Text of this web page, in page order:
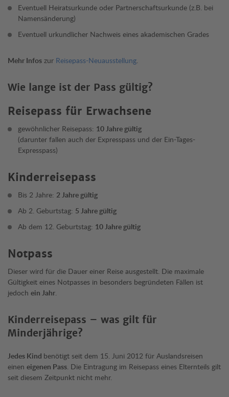
Eventuell Heiratsurkunde oder Partnerschaftsurkunde (z.B. bei
Namensänderung)
Eventuell urkundlicher Nachweis eines akademischen Grades
Mehr Infos zur Reisepass-Neuausstellung.
Wie lange ist der Pass gültig?
Reisepass für Erwachsene
gewöhnlicher Reisepass: 10 Jahre gültig
(darunter fallen auch der Expresspass und der Ein-Tages-
Expresspass)
Kinderreisepass
Bis 2 Jahre: 2 Jahre gültig
Ab 2. Geburtstag: 5 Jahre gültig
Ab dem 12. Geburtstag: 10 Jahre gültig
Notpass
Dieser wird für die Dauer einer Reise ausgestellt. Die maximale
Gültigkeit eines Notpasses in besonders begründeten Fällen ist
jedoch ein Jahr.
Kinderreisepass – was gilt für
Minderjährige?
Jedes Kind benötigt seit dem 15. Juni 2012 für Auslandsreisen
einen eigenen Pass. Die Eintragung im Reisepass eines Elternteils gilt
seit diesem Zeitpunkt nicht mehr.